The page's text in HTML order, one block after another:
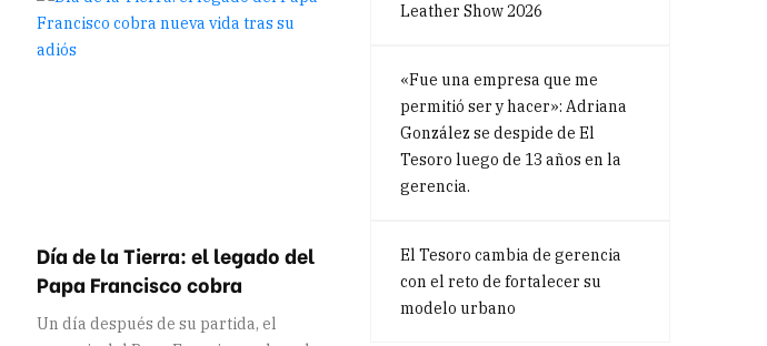
Día de la Tierra: el legado del
Papa Francisco cobra
Un día después de su partida, el
Leather Show 2026
«Fue una empresa que me
permitió ser y hacer»: Adriana
González se despide de El
Tesoro luego de 13 años en la
gerencia.
El Tesoro cambia de gerencia
con el reto de fortalecer su
modelo urbano